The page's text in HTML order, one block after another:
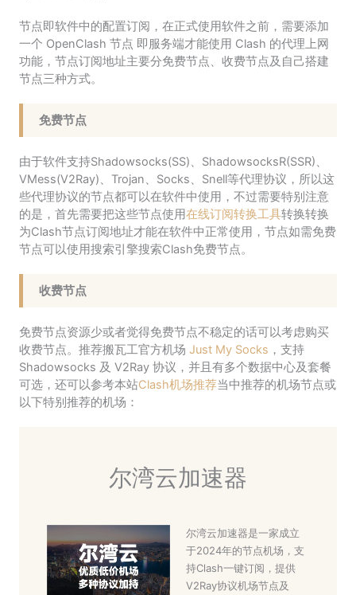
节点即软件中的配置订阅，在正式使用软件之前，需要添加
一个 OpenClash 节点 即服务端才能使用 Clash 的代理上网
功能，节点订阅地址主要分免费节点、收费节点及自己搭建
节点三种方式。
免费节点
由于软件支持Shadowsocks(SS)、ShadowsocksR(SSR)、
VMess(V2Ray)、Trojan、Socks、Snell等代理协议，所以这
些代理协议的节点都可以在软件中使用，不过需要特别注意
的是，首先需要把这些节点使用在线订阅转换工具转换转换
为Clash节点订阅地址才能在软件中正常使用，节点如需免费
节点可以使用搜索引擎搜索Clash免费节点。
收费节点
免费节点资源少或者觉得免费节点不稳定的话可以考虑购买
收费节点。推荐搬瓦工官方机场 Just My Socks ，支持
Shadowsocks 及 V2Ray 协议，并且有多个数据中心及套餐
可选，还可以参考本站Clash机场推荐当中推荐的机场节点或
以下特别推荐的机场：
尔湾云加速器
尔湾云加速器是一家成立
于2024年的节点机场，支
持Clash一键订阅，提供
V2Ray协议机场节点及